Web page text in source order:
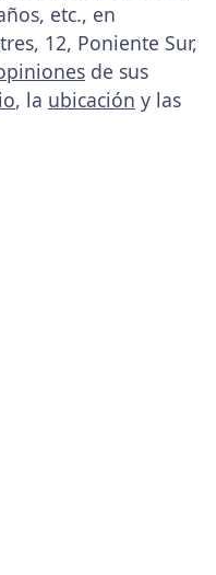
etc., en
12, Poniente Sur,
de sus
, la ubicación y las